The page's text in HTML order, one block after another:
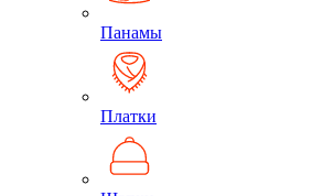
Панамы
Платки